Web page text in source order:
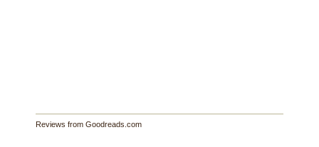
Reviews from Goodreads.com